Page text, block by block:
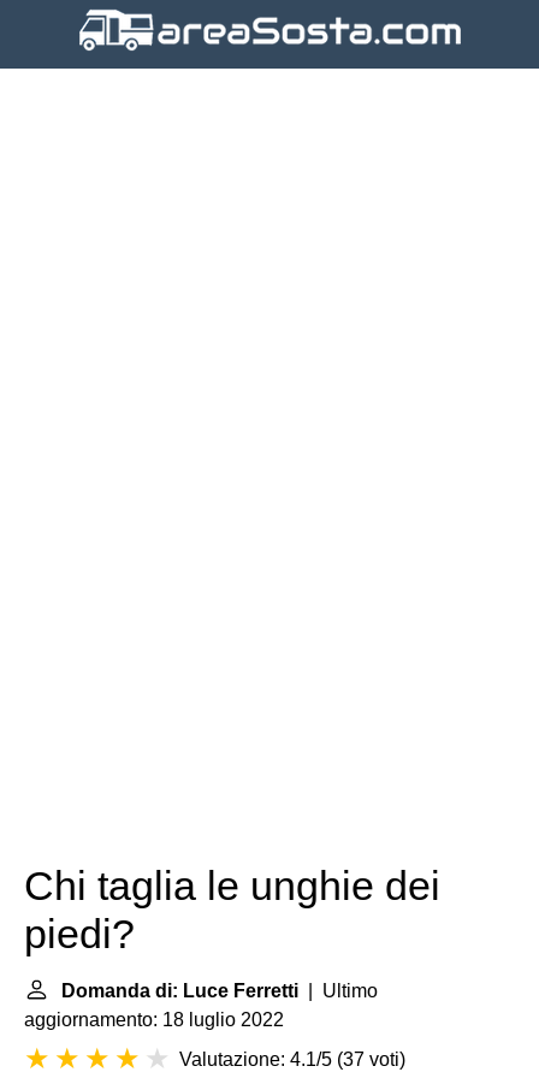
Chi taglia le unghie dei
piedi?
Domanda di: Luce Ferretti | Ultimo
aggiornamento: 18 luglio 2022
Valutazione: 4.1/5 (37 voti)